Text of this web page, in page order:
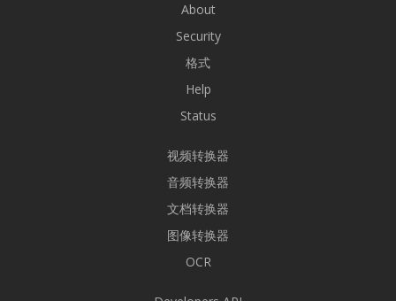
About
Security
格式
Help
Status
视频转换器
音频转换器
文档转换器
图像转换器
OCR